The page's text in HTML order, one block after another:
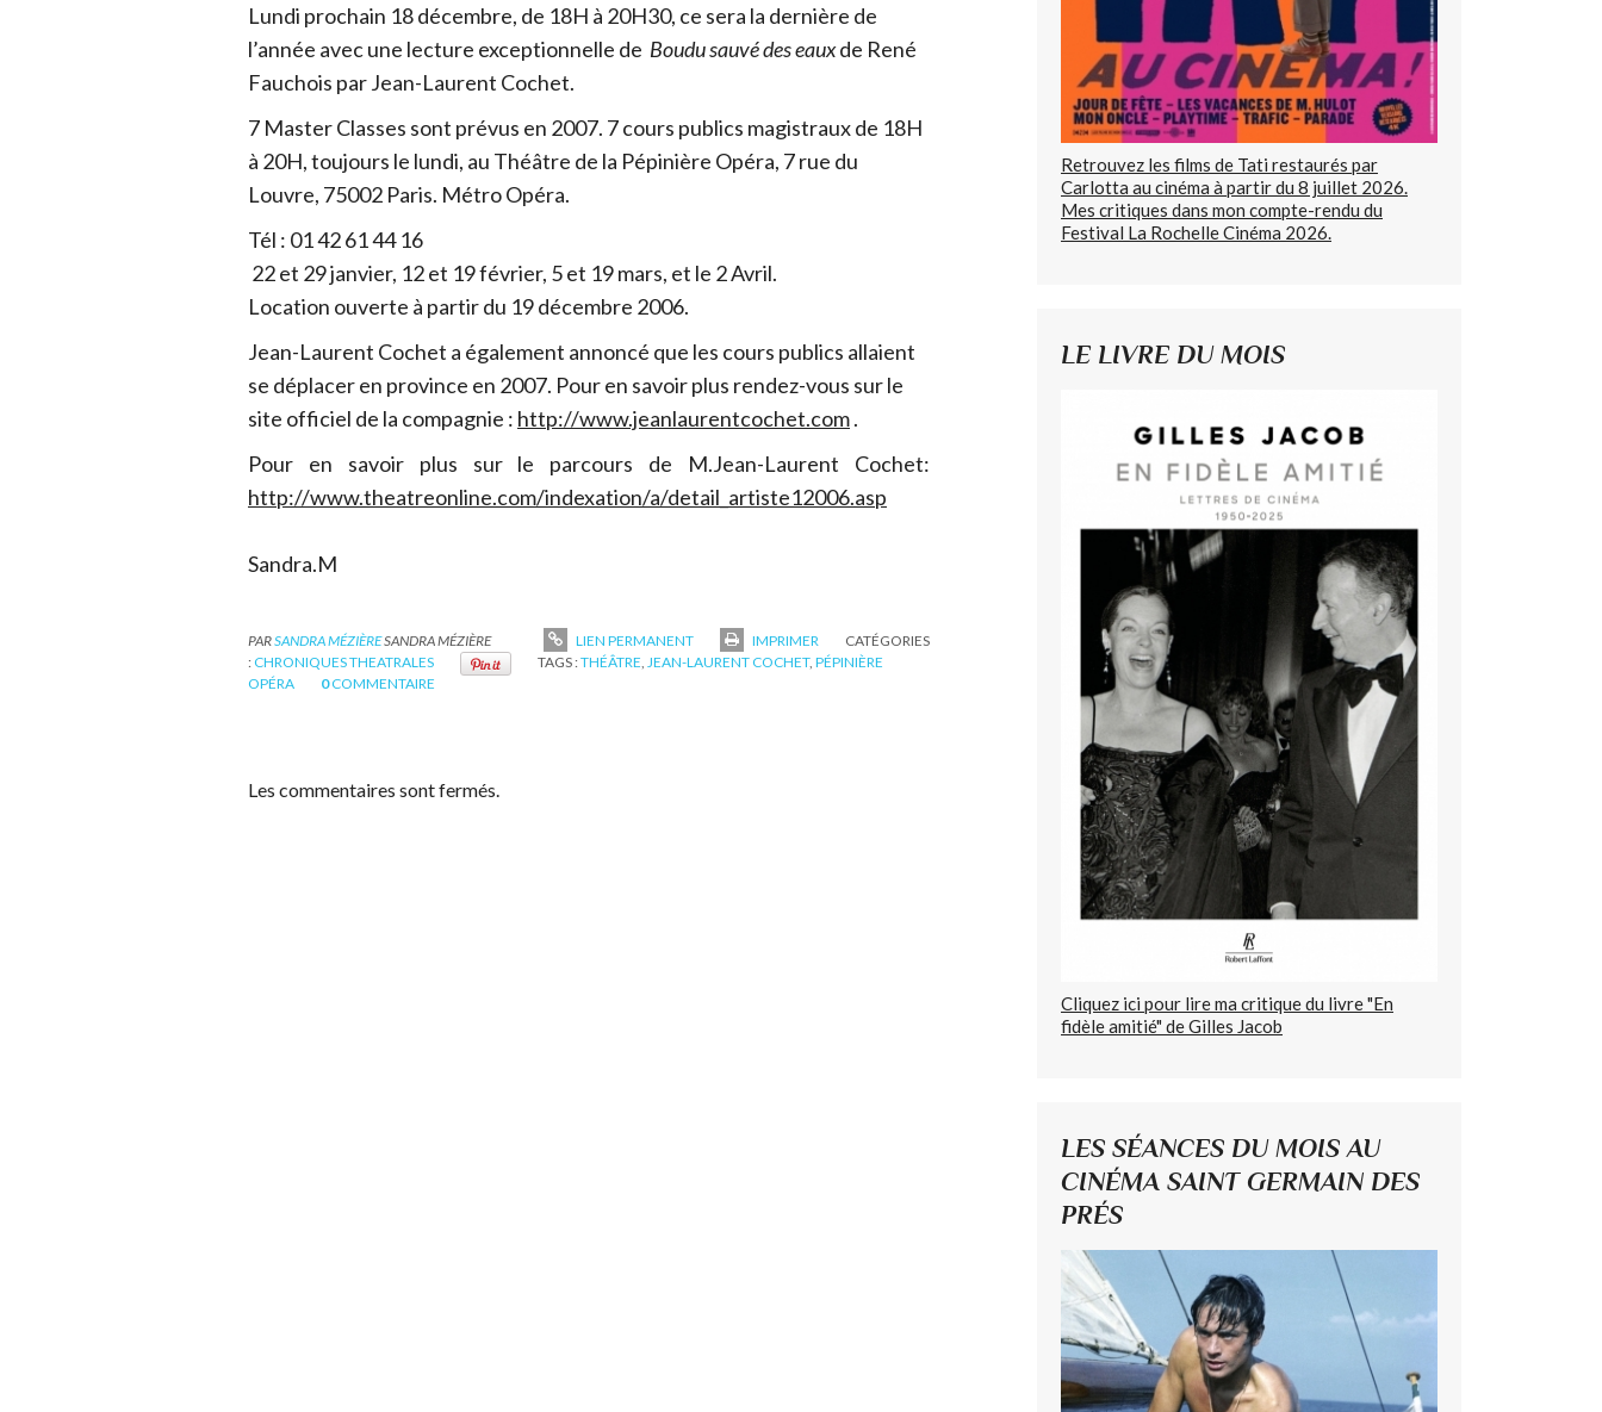
Lundi prochain 18 décembre, de 18H à 20H30, ce sera la dernière de
l’année avec une lecture exceptionnelle de Boudu sauvé des eauxde René
Fauchois par Jean-Laurent Cochet.
7 Master Classes sont prévus en 2007. 7 cours publics magistraux de 18H
à 20H, toujours le lundi, au Théâtre de la Pépinière Opéra, 7 rue du
Louvre, 75002 Paris. Métro Opéra.
Tél : 01 42 61 44 16
22 et 29 janvier, 12 et 19 février, 5 et 19 mars, et le 2 Avril.
Location ouverte à partir du 19 décembre 2006.
Jean-Laurent Cochet a également annoncé que les cours publics allaient
se déplacer en province en 2007. Pour en savoir plus rendez-vous sur le
site officiel de la compagnie : http://www.jeanlaurentcochet.com.
Pour en savoir plus sur le parcours de M.Jean-Laurent Cochet:
http://www.theatreonline.com/indexation/a/detail_artiste12006.asp
Sandra.M
PARSANDRA MÉZIÈRESANDRA MÉZIÈRE LIEN PERMANENT IMPRIMER
CATÉGORIES
: CHRONIQUES THEATRALES TAGS :THÉÂTRE, JEAN-LAURENT COCHET, PÉPINIÈRE
OPÉRA
0 COMMENTAIRE
Les commentaires sont fermés.
Retrouvez les films de Tati restaurés par
Carlotta au cinéma à partir du 8 juillet 2026.
Mes critiques dans mon compte-rendu du
Festival La Rochelle Cinéma 2026.
LE LIVRE DU MOIS
Cliquez ici pour lire ma critique du livre "En
fidèle amitié" de Gilles Jacob
LES SÉANCES DU MOIS AU
CINÉMA SAINT GERMAIN DES
PRÉS